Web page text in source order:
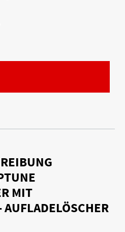
MIT
AUFLADELÖSCHER